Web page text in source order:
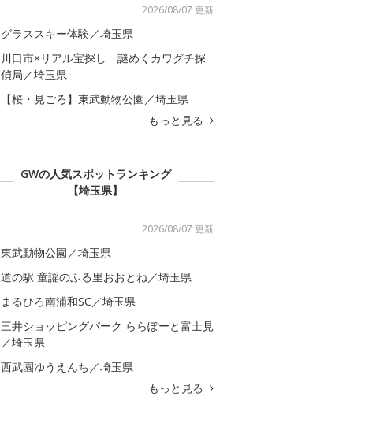
2026/08/07 更新
グラススキー体験／埼玉県
川口市×リアル宝探し 謎めくカワグチ探
偵局／埼玉県
【桜・見ごろ】東武動物公園／埼玉県
もっと見る
GWの人気スポットランキング
【埼玉県】
2026/08/07 更新
東武動物公園／埼玉県
道の駅 童謡のふる里おおとね／埼玉県
まるひろ南浦和SC／埼玉県
三井ショッピングパーク ららぽーと富士見
／埼玉県
西武園ゆうえんち／埼玉県
もっと見る